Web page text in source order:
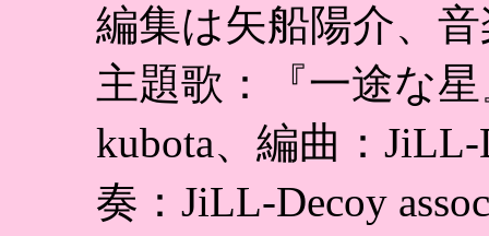
編集は矢船陽介、
主題歌：『一途な
kubota、編曲：JiLL-
奏：JiLL-Decoy